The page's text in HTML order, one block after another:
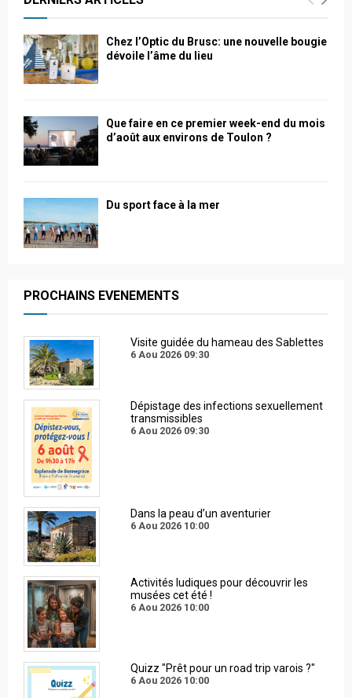
Chez l’Optic du Brusc: une nouvelle bougie
dévoile l’âme du lieu
Que faire en ce premier week-end du mois
d’août aux environs de Toulon ?
Du sport face à la mer
PROCHAINS EVENEMENTS
Visite guidée du hameau des Sablettes
6 Aou 2026 09:30
Dépistage des infections sexuellement
transmissibles
6 Aou 2026 09:30
Dans la peau d’un aventurier
6 Aou 2026 10:00
Activités ludiques pour découvrir les
musées cet été !
6 Aou 2026 10:00
Quizz "Prêt pour un road trip varois ?"
6 Aou 2026 10:00